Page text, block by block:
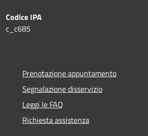
Codice IPA
c_c685
Prenotazione appuntamento
Segnalazione disservizio
Leggi le FAQ
Richiesta assistenza